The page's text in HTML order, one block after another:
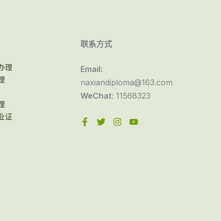
理
证
联系方式
Email:
naxiandiploma@163.com
WeChat: 11568323